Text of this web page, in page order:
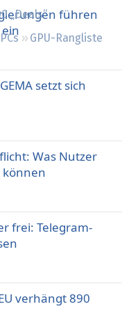
„Deals“
GPU-Rangliste
führen
setzt sich
Was Nutzer
können
frei: Telegram-
verhängt 890